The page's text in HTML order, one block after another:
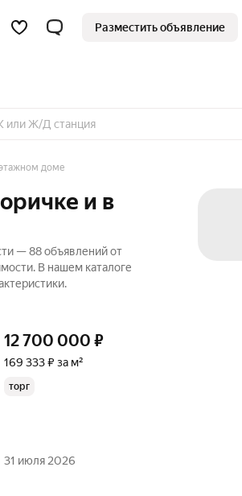
Разместить объявление
доме
и в
— 88 объявлений от
В нашем каталоге
12 700 000 ₽
169 333 ₽ за м²
торг
31 июля 2026